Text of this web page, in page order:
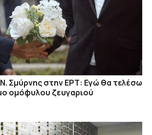
Σμύρνης στην ΕΡΤ: Εγώ θα τελέσω
ομόφυλου ζευγαριού